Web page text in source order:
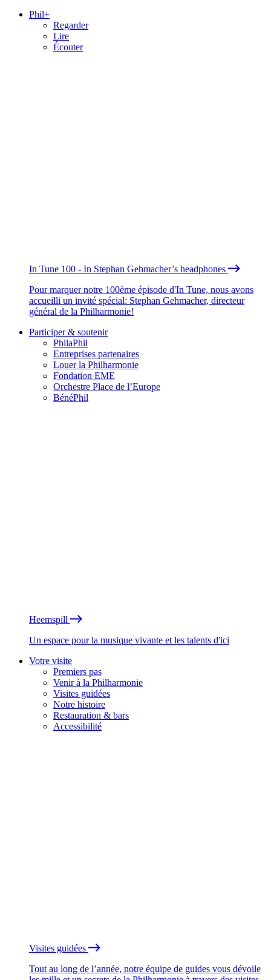
Phil+
Regarder
Lire
Écouter
In Tune 100 - In Stephan Gehmacher’s headphones
Pour marquer notre 100ème épisode d'In Tune, nous avons
accueilli un invité spécial: Stephan Gehmacher, directeur
général de la Philharmonie!
Participer & soutenir
PhilaPhil
Entreprises partenaires
Louer la Philharmonie
Fondation EME
Orchestre Place de l’Europe
BénéPhil
Heemspill
Un espace pour la musique vivante et les talents d'ici
Votre visite
Premiers pas
Venir à la Philharmonie
Visites guidées
Notre histoire
Restauration & bars
Accessibilité
Visites guidées
Tout au long de l’année, notre équipe de guides vous dévoile